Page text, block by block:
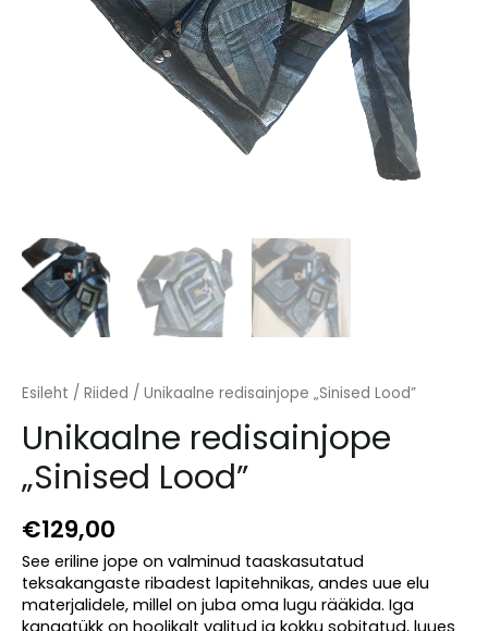
Esileht / Riided / Unikaalne redisainjope „Sinised Lood”
Unikaalne redisainjope
„Sinised Lood”
€129,00
See eriline jope on valminud taaskasutatud
teksakangaste ribadest lapitehnikas, andes uue elu
materjalidele, millel on juba oma lugu rääkida. Iga